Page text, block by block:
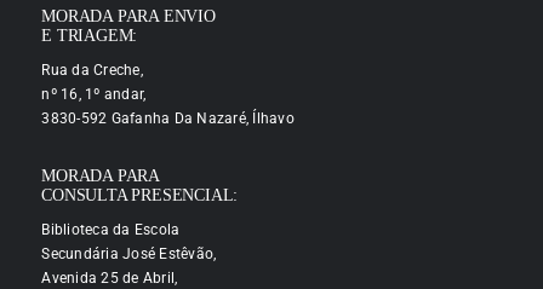
MORADA PARA ENVIO
E TRIAGEM:
Rua da Creche,
nº 16, 1º andar,
3830-592 Gafanha Da Nazaré, Ílhavo
MORADA PARA
CONSULTA PRESENCIAL:
Biblioteca da Escola
Secundária José Estêvão,
Avenida 25 de Abril,